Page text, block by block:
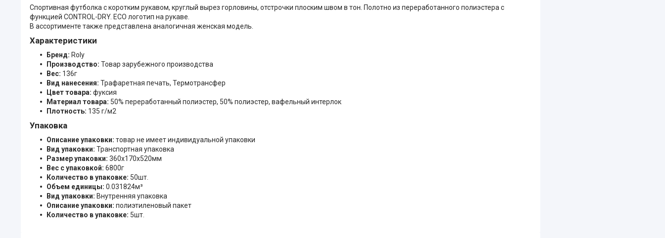
Спортивная футболка с коротким рукавом, круглый вырез горловины, отстрочки плоским швом в тон. Полотно из переработанного полиэстера с
функцией CONTROL-DRY. ECO логотип на рукаве.
В ассортименте также представлена аналогичная женская модель.
Характеристики
Бренд: Roly
Производство: Товар зарубежного производства
Вес: 136г
Вид нанесения: Трафаретная печать, Термотрансфер
Цвет товара: фуксия
Материал товара: 50% переработанный полиэстер, 50% полиэстер, вафельный интерлок
Плотность: 135 г/м2
Упаковка
Описание упаковки: товар не имеет индивидуальной упаковки
Вид упаковки: Транспортная упаковка
Размер упаковки: 360x170x520мм
Вес с упаковкой: 6800г
Количество в упаковке: 50шт.
Объем единицы: 0.031824м³
Вид упаковки: Внутренняя упаковка
Описание упаковки: полиэтиленовый пакет
Количество в упаковке: 5шт.